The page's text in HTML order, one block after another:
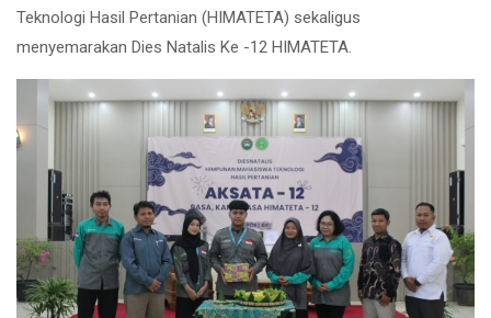
Teknologi Hasil Pertanian (HIMATETA) sekaligus
menyemarakan Dies Natalis Ke -12 HIMATETA.